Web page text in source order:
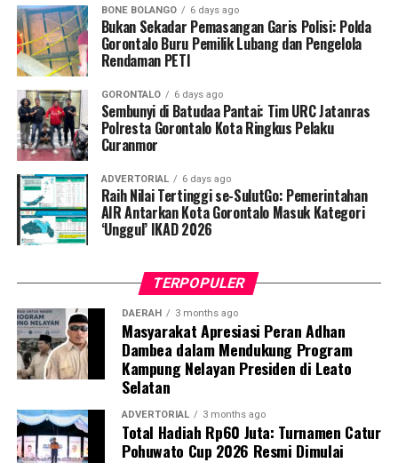
“Kader adalah pihak terdekat dengan ibu hamil dan
keluarganya. Melalui program ini, kami ingin
memastikan kader di Desa Hutadaa memiliki
kegawatdaruratan kehamilan, terutama di tengah situasi
krisis bencana, serta mampu berkoordinasi secara efektif
dengan tenaga kesehatan,” jelasnya.
Selain sesi edukasi teknis, mahasiswa UNG turut
meluncurkanBuku Panduan Manajemen
Kegawatdaruratan Ibu Hamil pada Situasi Bencana
petunjuk praktis ini berfungsi sebagai pedoman standar
bagi kader dalam melakukan deteksi dini,
pendampingan, hingga skenario evakuasi ibu hamil
berisiko tinggi.
Dosen Pembimbing Lapangan (DPL) KKN Profesi
Kesehatan UNG menegaskan bahwa pemberdayaan
kader berbasis komunitas merupakan instrumen krusial
dalam mempercepat penurunan Angka Kematian Ibu
(AKI) dan Angka Kematian Anak (AKA).
BONE BOLANGO 6 days ago
Bukan Sekadar Pemasangan Garis Polisi: Polda
Gorontalo Buru Pemilik Lubang dan Pengelola
Rendaman PETI
GORONTALO 6 days ago
Sembunyi di Batudaa Pantai: Tim URC Jatanras
Polresta Gorontalo Kota Ringkus Pelaku
Curanmor
ADVERTORIAL 6 days ago
Raih Nilai Tertinggi se-SulutGo: Pemerintahan
AIR Antarkan Kota Gorontalo Masuk Kategori
‘Unggul’ IKAD 2026
TERPOPULER
DAERAH 3 months ago
Masyarakat Apresiasi Peran Adhan
Dambea dalam Mendukung Program
Kampung Nelayan Presiden di Leato
Selatan
ADVERTORIAL 3 months ago
Total Hadiah Rp60 Juta: Turnamen Catur
Pohuwato Cup 2026 Resmi Dimulai